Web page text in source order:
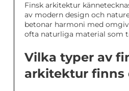
Finsk arkitektur
av modern design och
betonar harmoni med
ofta naturliga material som
Vilka typer av
arkitektur finns